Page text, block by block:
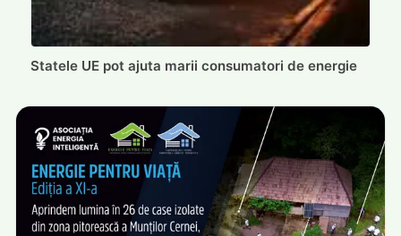
Statele UE pot ajuta marii consumatori de energie